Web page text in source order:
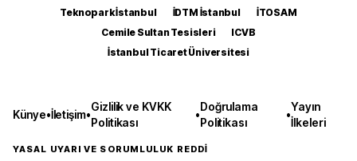
Teknopark İstanbul
İDTM İstanbul
İTOSAM
Cemile Sultan Tesisleri
ICVB
İstanbul Ticaret Üniversitesi
Künye•İletişim•
Gizlilik ve KVKK
Politikası
•
Doğrulama
Politikası
•
Yayın
İlkeleri
YASAL UYARI VE SORUMLULUK REDDİ